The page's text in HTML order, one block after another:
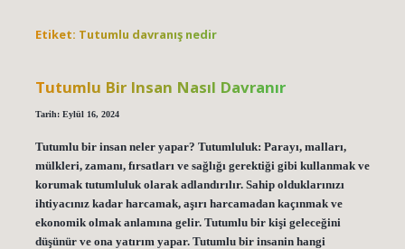
Etiket: Tutumlu davranış nedir
Tutumlu Bir Insan Nasıl Davranır
Tarih: Eylül 16, 2024
Tutumlu bir insan neler yapar? Tutumluluk: Parayı, malları,
mülkleri, zamanı, fırsatları ve sağlığı gerektiği gibi kullanmak ve
korumak tutumluluk olarak adlandırılır. Sahip olduklarınızı
ihtiyacınız kadar harcamak, aşırı harcamadan kaçınmak ve
ekonomik olmak anlamına gelir. Tutumlu bir kişi geleceğini
düşünür ve ona yatırım yapar. Tutumlu bir insanin hangi